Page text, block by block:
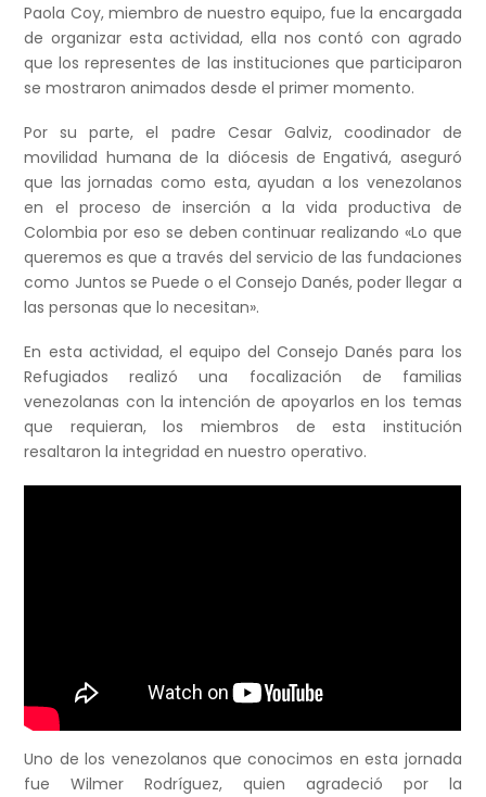
Paola Coy, miembro de nuestro equipo, fue la encargada
de organizar esta actividad, ella nos contó con agrado
que los representes de las instituciones que participaron
se mostraron animados desde el primer momento.
Por su parte, el padre Cesar Galviz, coodinador de
movilidad humana de la diócesis de Engativá, aseguró
que las jornadas como esta, ayudan a los venezolanos
en el proceso de inserción a la vida productiva de
Colombia por eso se deben continuar realizando «Lo que
queremos es que a través del servicio de las fundaciones
como Juntos se Puede o el Consejo Danés, poder llegar a
las personas que lo necesitan».
En esta actividad, el equipo del Consejo Danés para los
Refugiados realizó una focalización de familias
venezolanas con la intención de apoyarlos en los temas
que requieran, los miembros de esta institución
resaltaron la integridad en nuestro operativo.
Uno de los venezolanos que conocimos en esta jornada
fue Wilmer Rodríguez, quien agradeció por la